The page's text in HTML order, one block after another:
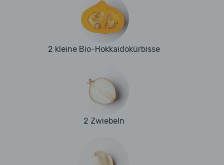
2 kleine Bio-Hokkaidokürbisse
2 Zwiebeln